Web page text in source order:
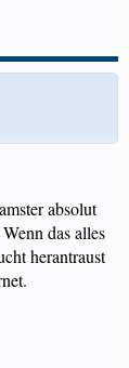
absolut
das alles
herantraust